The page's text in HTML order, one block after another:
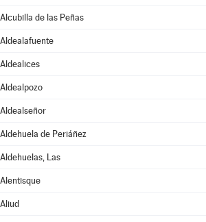
Alcubilla de las Peñas
Aldealafuente
Aldealices
Aldealpozo
Aldealseñor
Aldehuela de Periáñez
Aldehuelas, Las
Alentisque
Aliud